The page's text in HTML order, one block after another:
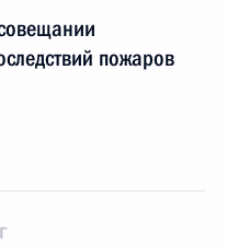
пожаров